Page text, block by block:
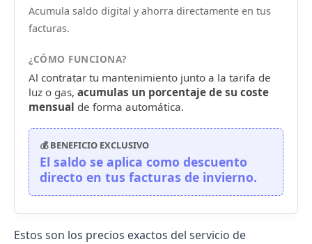
Acumula saldo digital y ahorra directamente en tus
facturas.
¿CÓMO FUNCIONA?
Al contratar tu mantenimiento junto a la tarifa de
luz o gas, acumulas un porcentaje de su coste
mensual de forma automática.
💰 BENEFICIO EXCLUSIVO
El saldo se aplica como descuento
directo en tus facturas de invierno.
Estos son los precios exactos del servicio de